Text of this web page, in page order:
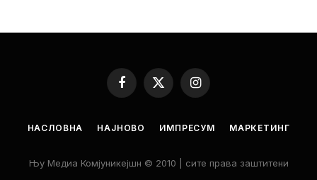
Facebook
X
(Twitter)
Instagram
НАСЛОВНА НАЈНОВО ИМПРЕСУМ МАРКЕТИНГ
Њу Медиа Комјуникејшн © 2010 | сите права заштитени